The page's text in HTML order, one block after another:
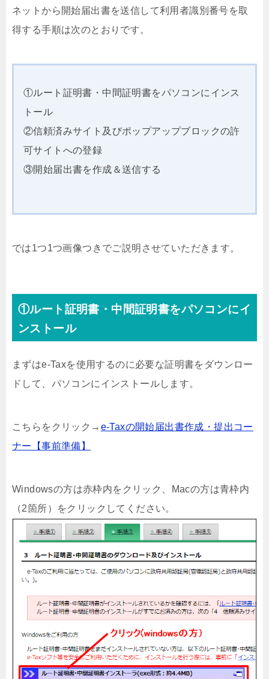
ネットから開始届出書を送信して利用者識別番号を取
得する手順は次のとおりです。
①ルート証明書・中間証明書をパソコンにインス
トール
②信頼済みサイト及びポップアップブロックの許
可サイトへの登録
③開始届出書を作成＆送信する
では1つ1つ画像つきでご説明させていただきます。
①ルート証明書・中間証明書をパソコンにイ
ンストール
まずはe-Taxを使用するのに必要な証明書をダウンロー
ドして、パソコンにインストールします。
こちらをクリック→ e-Taxの開始届出書作成・提出コー
ナー【事前準備】
Windowsの方は赤枠内をクリック、Macの方は青枠内
（2箇所）をクリックしてください。